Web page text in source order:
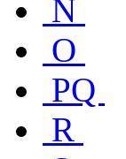
N
O
PQ
R